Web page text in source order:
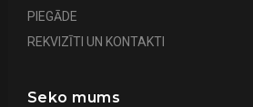
PIEGĀDE
REKVIZĪTI UN KONTAKTI
Seko mums